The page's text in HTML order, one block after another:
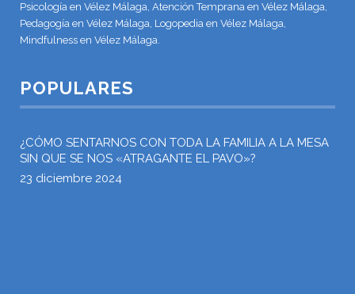
Psicología en Vélez Málaga, Atención Temprana en Vélez Málaga,
Pedagogía en Vélez Málaga, Logopedia en Vélez Málaga,
Mindfulness en Vélez Málaga.
POPULARES
¿CÓMO SENTARNOS CON TODA LA FAMILIA A LA MESA
SIN QUE SE NOS «ATRAGANTE EL PAVO»?
23 diciembre 2024